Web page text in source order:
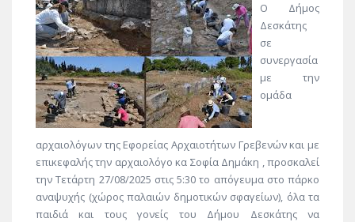
Ο Δήμος
Δεσκάτης
σε
συνεργασία
με την
ομάδα
αρχαιολόγων της Εφορείας Αρχαιοτήτων Γρεβενών και με
επικεφαλής την αρχαιολόγο κα Σοφία Δημάκη , προσκαλεί
την Τετάρτη 27/08/2025 στις 5:30 το απόγευμα στο πάρκο
αναψυχής (χώρος παλαιών δημοτικών σφαγείων), όλα τα
παιδιά και τους γονείς του Δήμου Δεσκάτης να